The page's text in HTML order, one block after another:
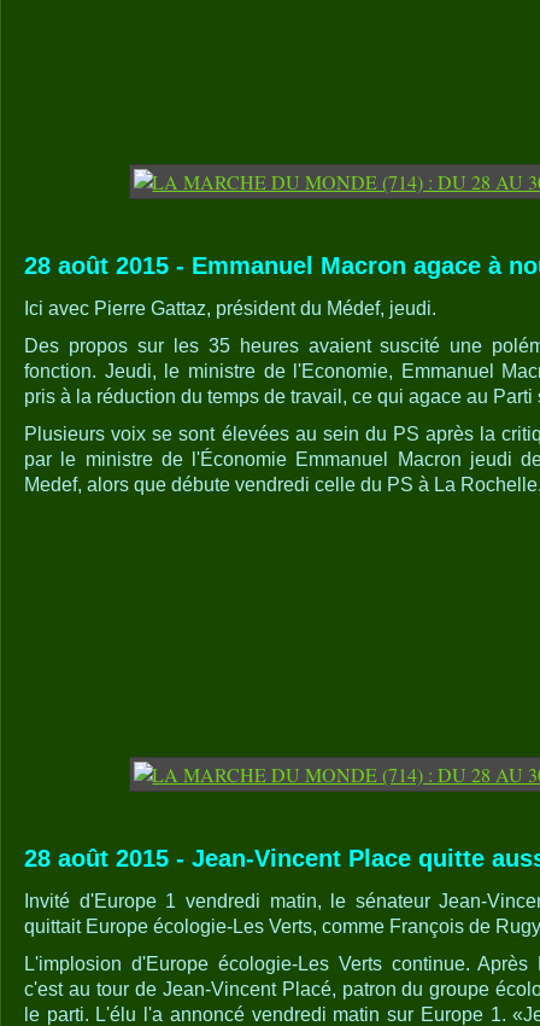
28 août 2015 - Emmanuel Macron agace à
Ici avec Pierre Gattaz, président du Médef, jeudi.
Des propos sur les 35 heures avaient suscité une
fonction. Jeudi, le ministre de l'Economie, Emmanuel
pris à la réduction du temps de travail, ce qui agace au Parti
Plusieurs voix se sont élevées au sein du PS après la
par le ministre de l'Économie Emmanuel Macron jeudi
Medef, alors que débute vendredi celle du PS à La
28 août 2015 - Jean-Vincent Place quitte
Invité d'Europe 1 vendredi matin, le sénateur Jean-
quittait Europe écologie-Les Verts, comme François de
L'implosion d'Europe écologie-Les Verts continue.
c'est au tour de Jean-Vincent Placé, patron du groupe
le parti. L'élu l'a annoncé vendredi matin sur Europe 1.